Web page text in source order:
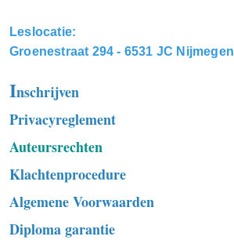
Leslocatie:
Groenestraat 294 - 6531 JC Nijmegen
Inschrijven
Privacyreglement
Auteursrechten
Klachtenprocedure
Algemene Voorwaarden
Diploma garantie